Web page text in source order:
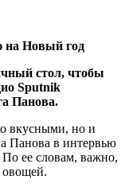
на Новый год
стол, чтобы
Sputnik
Панова.
вкусными, но и
Панова в интервью
ее словам, важно,
овощей.